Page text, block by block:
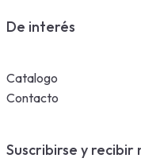
De interés
Catalogo
Contacto
Suscribirse y recibir